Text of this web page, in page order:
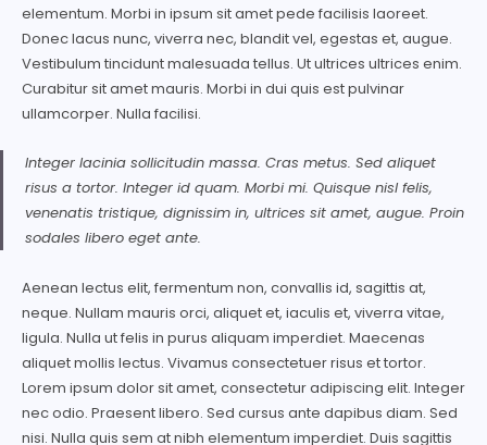
elementum. Morbi in ipsum sit amet pede facilisis laoreet.
Donec lacus nunc, viverra nec, blandit vel, egestas et, augue.
Vestibulum tincidunt malesuada tellus. Ut ultrices ultrices enim.
Curabitur sit amet mauris. Morbi in dui quis est pulvinar
ullamcorper. Nulla facilisi.
Integer lacinia sollicitudin massa. Cras metus. Sed aliquet
risus a tortor. Integer id quam. Morbi mi. Quisque nisl felis,
venenatis tristique, dignissim in, ultrices sit amet, augue. Proin
sodales libero eget ante.
Aenean lectus elit, fermentum non, convallis id, sagittis at,
neque. Nullam mauris orci, aliquet et, iaculis et, viverra vitae,
ligula. Nulla ut felis in purus aliquam imperdiet. Maecenas
aliquet mollis lectus. Vivamus consectetuer risus et tortor.
Lorem ipsum dolor sit amet, consectetur adipiscing elit. Integer
nec odio. Praesent libero. Sed cursus ante dapibus diam. Sed
nisi. Nulla quis sem at nibh elementum imperdiet. Duis sagittis